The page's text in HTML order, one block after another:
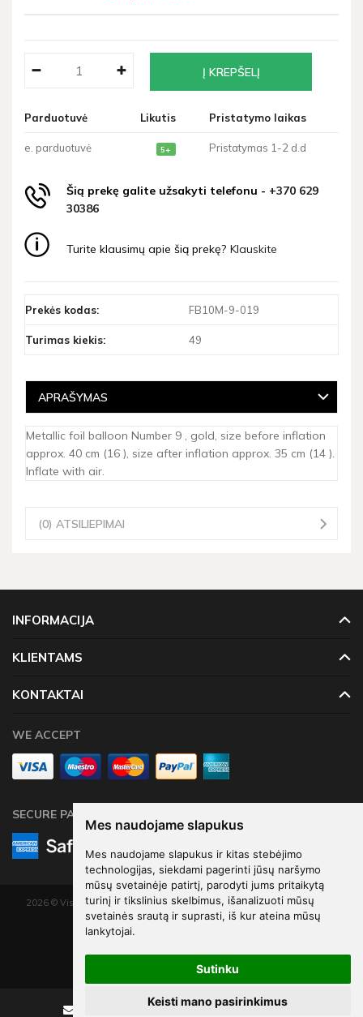
Mes naudojame slapukus
Mes naudojame slapukus ir kitas stebėjimo
technologijas, siekdami pagerinti jūsų naršymo
mūsų svetainėje patirtį, parodyti jums pritaikytą
turinį ir tikslinius skelbimus, išanalizuoti mūsų
svetainės srautą ir suprasti, iš kur ateina mūsų
lankytojai.
Sutinku
Keisti mano pasirinkimus
Parduotuvė Likutis Pristatymo laikas
e. parduotuvė 5+ Pristatymas 1-2 d.d
Šią prekę galite užsakyti telefonu - +370 629
30386
Turite klausimų apie šią prekę? Klauskite
Prekės kodas: FB10M-9-019
Turimas kiekis: 49
APRAŠYMAS
Metallic foil balloon Number 9 , gold, size before inflation
approx. 40 cm (16 ), size after inflation approx. 35 cm (14 ).
Inflate with air.
(0) ATSILIEPIMAI
INFORMACIJA
KLIENTAMS
KONTAKTAI
WE ACCEPT
SECURE PAYMENTS
2026 © Visos teisės saugomos. Kopijuoti, platinti svetainės turinį be autorių
sutikimo draudžiama.
Elektroninių parduotuvių nuoma
Skambinti